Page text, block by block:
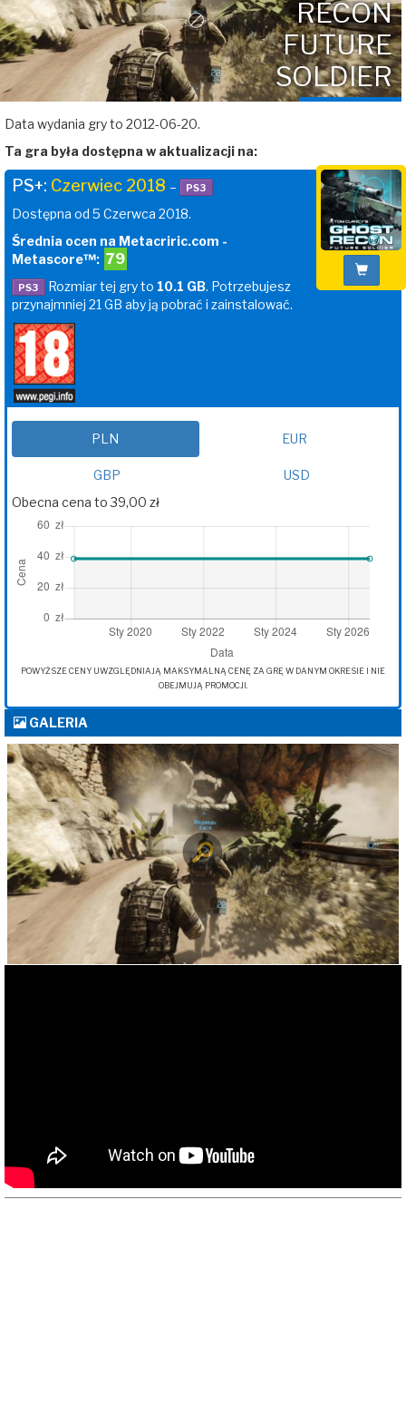
RECON
FUTURE
SOLDIER
Data wydania gry to 2012-06-20.
Ta gra była dostępna w aktualizacji na:
PS+: Czerwiec 2018 – PS3
Dostępna od 5 Czerwca 2018.
Średnia ocen na Metacriric.com -
Metascore™: 79
PS3 Rozmiar tej gry to 10.1 GB. Potrzebujesz
przynajmniej 21 GB aby ją pobrać i zainstalować.
PLN EUR
GBP
USD
Obecna cena to 39,00 zł
POWYŻSZE CENY UWZGLĘDNIAJĄ MAKSYMALNĄ CENĘ ZA GRĘ W DANYM OKRESIE I NIE
OBEJMUJĄ PROMOCJI.
GALERIA